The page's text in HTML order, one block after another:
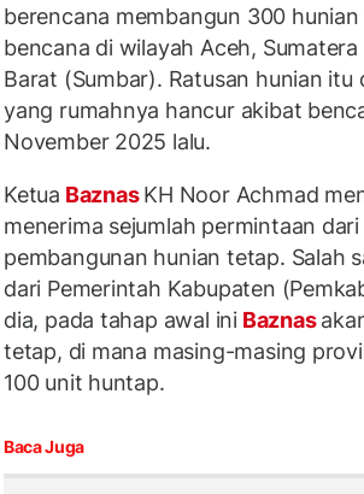
berencana membangun 300
bencana di wilayah Aceh,
Barat (Sumbar). Ratusan hunian
yang rumahnya hancur akibat
November 2025 lalu.
Ketua BaznasKH Noor Achmad
menerima sejumlah permintaan
pembangunan hunian tetap. Salah
dari Pemerintah Kabupaten
dia, pada tahap awal iniBaznas
tetap, di mana masing-masing
100 unit huntap.
Baca Juga